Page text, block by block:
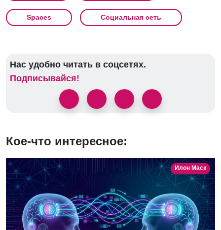
Spaces Социальная сеть
Нас удобно читать в соцсетях.
Подписывайся!
Кое-что интересное:
Илон Маск